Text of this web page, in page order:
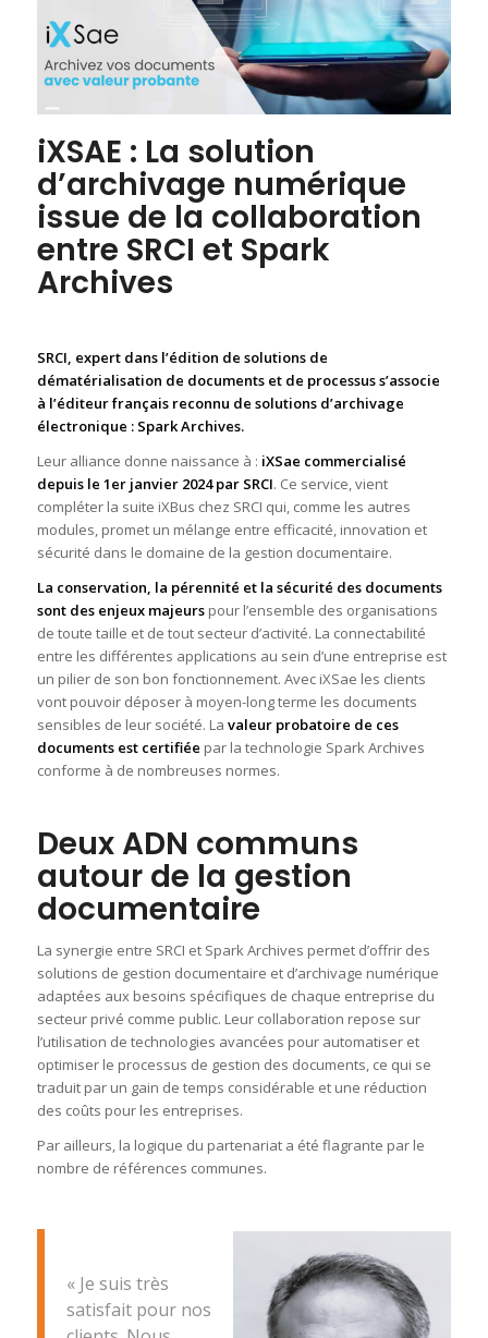
iXSAE : La solution
d’archivage numérique
issue de la collaboration
entre SRCI et Spark
Archives
SRCI, expert dans l’édition de solutions de
dématérialisation de documents et de processus s’associe
à l’éditeur français reconnu de solutions d’archivage
électronique : Spark Archives.
Leur alliance donne naissance à : iXSae commercialisé
depuis le 1erjanvier 2024 par SRCI. Ce service, vient
compléter la suite iXBus chez SRCI qui, comme les autres
modules, promet un mélange entre efficacité, innovation et
sécurité dans le domaine de la gestion documentaire.
La conservation, la pérennité et la sécurité des documents
sont des enjeux majeurspour l’ensemble des organisations
de toute taille et de tout secteur d’activité. La connectabilité
entre les différentes applications au sein d’une entreprise est
un pilier de son bon fonctionnement. Avec iXSae les clients
vont pouvoir déposer à moyen-long terme les documents
sensibles de leur société. La valeur probatoire de ces
documents est certifiée par la technologie Spark Archives
conforme à de nombreuses normes.
Deux ADN communs
autour de la gestion
documentaire
La synergie entre SRCI et Spark Archives permet d’offrir des
solutions de gestion documentaire et d’archivage numérique
adaptées aux besoins spécifiques de chaque entreprise du
secteur privé comme public. Leur collaboration repose sur
l’utilisation de technologies avancées pour automatiser et
optimiser le processus de gestion des documents, ce qui se
traduit par un gain de temps considérable et une réduction
des coûts pour les entreprises.
Par ailleurs, la logique du partenariat a été flagrante par le
nombre de références communes.
« Je suis très
satisfait pour nos